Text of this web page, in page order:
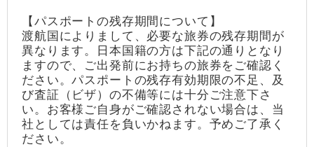
【パスポートの残存期間について】
渡航国によりまして、必要な旅券の残存期間が
異なります。日本国籍の方は下記の通りとなり
ますので、ご出発前にお持ちの旅券をご確認く
ださい。パスポートの残存有効期限の不足、及
び査証（ビザ）の不備等には十分ご注意下さ
い。お客様ご自身がご確認されない場合は、当
社としては責任を負いかねます。予めご了承く
ださい。